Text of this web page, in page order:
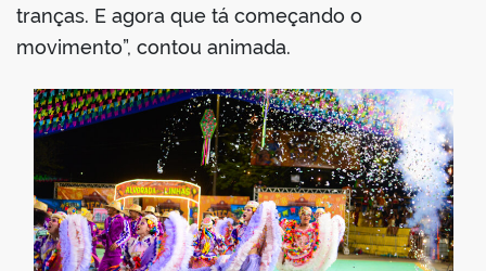
tranças. E agora que tá começando o
movimento”, contou animada.